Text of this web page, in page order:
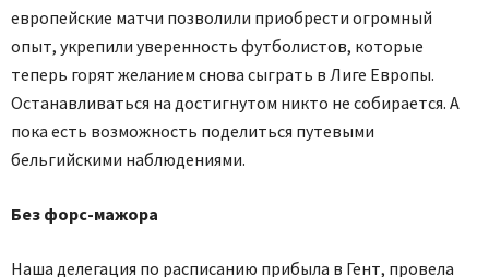
европейские матчи позволили приобрести огромный
опыт, укрепили уверенность футболистов, которые
теперь горят желанием снова сыграть в Лиге Европы.
Останавливаться на достигнутом никто не собирается. А
пока есть возможность поделиться путевыми
бельгийскими наблюдениями.
Без форс-мажора
Наша делегация по расписанию прибыла в Гент, провела